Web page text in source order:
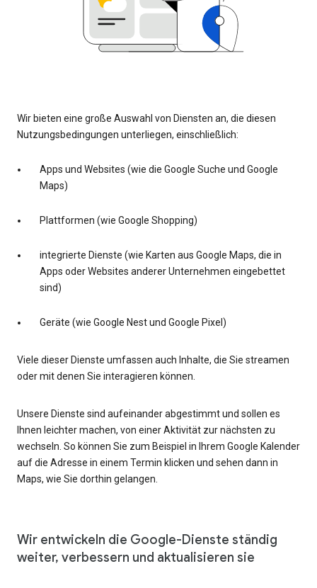
Wir bieten eine große Auswahl von Diensten an, die diesen
Nutzungsbedingungen unterliegen, einschließlich:
Apps und Websites (wie die Google Suche und Google
Maps)
Plattformen (wie Google Shopping)
integrierte Dienste (wie Karten aus Google Maps, die in
Apps oder Websites anderer Unternehmen eingebettet
sind)
Geräte (wie Google Nest und Google Pixel)
Viele dieser Dienste umfassen auch Inhalte, die Sie streamen
oder mit denen Sie interagieren können.
Unsere Dienste sind aufeinander abgestimmt und sollen es
Ihnen leichter machen, von einer Aktivität zur nächsten zu
wechseln. So können Sie zum Beispiel in Ihrem Google Kalender
auf die Adresse in einem Termin klicken und sehen dann in
Maps, wie Sie dorthin gelangen.
Wir entwickeln die Google-Dienste ständig
weiter, verbessern und aktualisieren sie